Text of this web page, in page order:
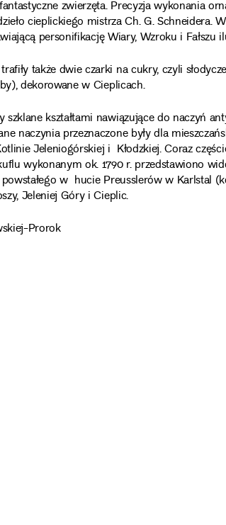
zwierzęta. Precyzja wykonania
cieplickiego mistrza Ch. G. Schneidera.
personifikację Wiary, Wzroku i Fałszu
także dwie czarki na cukry, czyli
dekorowane w Cieplicach.
kształtami nawiązujące do naczyń
naczynia przeznaczone były dla
Jeleniogórskiej i Kłodzkiej. Coraz
wykonanym ok. 1790 r. przedstawiono
w hucie Preusslerów w Karlstal
Jeleniej Góry i Cieplic.
Prorok